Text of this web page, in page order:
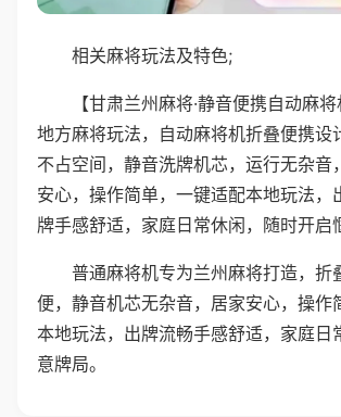
相关麻将玩法及特色;
【甘肃兰州麻将·静音便携自动麻
地方麻将玩法，自动麻将机折叠便携设
不占空间，静音洗牌机芯，运行无杂音
安心，操作简单，一键适配本地玩法，
牌手感舒适，家庭日常休闲，随时开启
普通麻将机专为兰州麻将打造，折
便，静音机芯无杂音，居家安心，操作
本地玩法，出牌流畅手感舒适，家庭日
意牌局。